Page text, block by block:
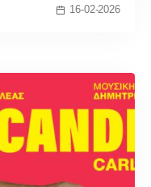
16-02-2026